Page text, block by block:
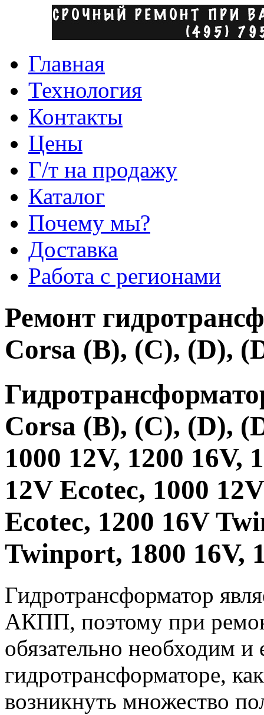
Главная
Технология
Контакты
Цены
Г/т на продажу
Каталог
Почему мы?
Доставка
Работа с регионами
Ремонт
Corsa (B), (C), (D),
Corsa (B), (C), (D),
1000 12V, 1200 16V,
12V Ecotec, 1000
Ecotec, 1200 16V
Twinport, 1800 16V,
Гидротрансформатор
АКПП, поэтому при
обязательно необходим и
гидротрансформаторе,
возникнуть множество